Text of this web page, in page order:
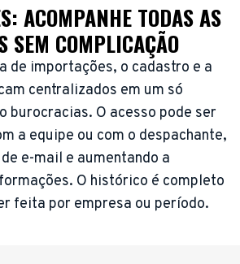
ACOMPANHE TODAS AS
SEM COMPLICAÇÃO
de importações, o cadastro e a
centralizados em um só
burocracias. O acesso pode ser
a equipe ou com o despachante,
e-mail e aumentando a
O histórico é completo
feita por empresa ou período.